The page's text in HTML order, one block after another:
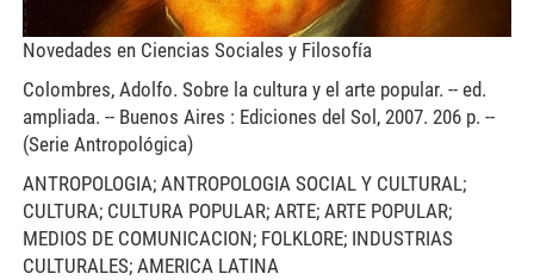
Novedades en Ciencias Sociales y Filosofía
Colombres, Adolfo. Sobre la cultura y el arte popular. -- ed.
ampliada. -- Buenos Aires : Ediciones del Sol, 2007. 206 p. --
(Serie Antropológica)
ANTROPOLOGIA; ANTROPOLOGIA SOCIAL Y CULTURAL;
CULTURA; CULTURA POPULAR; ARTE; ARTE POPULAR;
MEDIOS DE COMUNICACION; FOLKLORE; INDUSTRIAS
CULTURALES; AMERICA LATINA